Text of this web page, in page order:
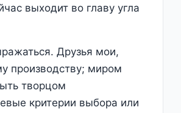
выходит во главу угла
Друзья мои,
производству; миром
творцом
критерии выбора или